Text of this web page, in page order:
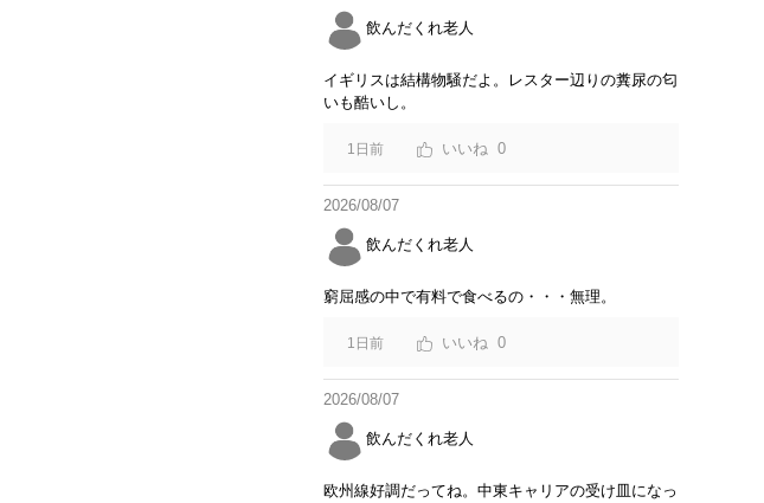
飲んだくれ老人
イギリスは結構物騒だよ。レスター辺りの糞尿の匂
いも酷いし。
1日前 0
2026/08/07
飲んだくれ老人
窮屈感の中で有料で食べるの・・・無理。
1日前 0
2026/08/07
飲んだくれ老人
欧州線好調だってね。中東キャリアの受け皿になっ